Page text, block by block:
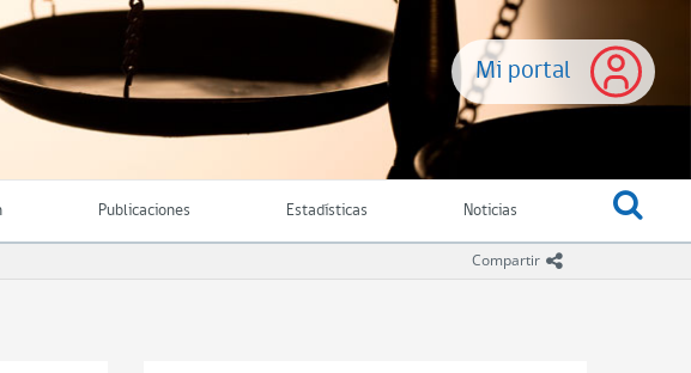
Mi portal
Publicaciones Estadísticas Noticias
Compartir icono compartir